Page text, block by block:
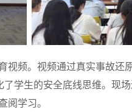
视频。视频通过真实事故还
学生的安全底线思维。现
学习。